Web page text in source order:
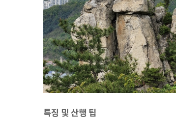
특징 및 산행 팁